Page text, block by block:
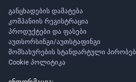
განცხადების დამატება
კომპანიის რეგისტრაცია
პროდუქტები და ფასები
აუთსორსინგი/აუთსტაფინგი
მომსახურების სტანდარტული
Cookie პოლიტიკა